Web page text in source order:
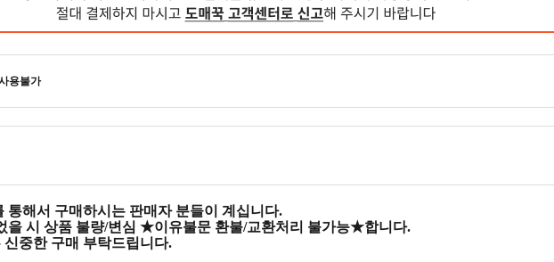
용불가
통해서 구매하시는 판매자 분들이 계십니다.
을 시 상품 불량/변심 ★이유불문 환불/교환처리 불가능★합니다.
중한 구매 부탁드립니다.